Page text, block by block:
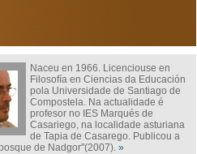
Naceu en 1966. Licenciouse en
Filosofía en Ciencias da Educación
pola Universidade de Santiago de
Compostela. Na actualidade é
profesor no IES Marqués de
Casariego, na localidade asturiana
de Tapia de Casarego. Publicou a
de Nadgor"(2007). »